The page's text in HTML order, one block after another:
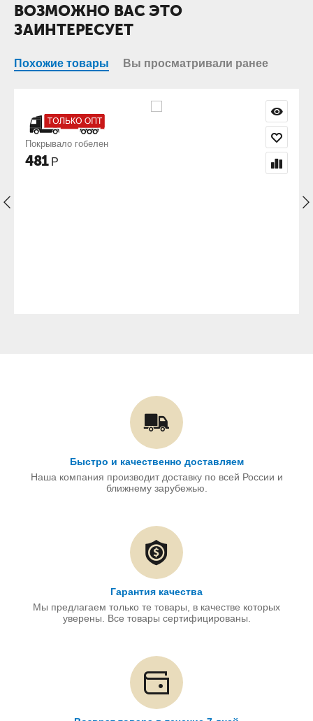
ВОЗМОЖНО ВАС ЭТО
ЗАИНТЕРЕСУЕТ
Похожие товары Вы просматривали ранее
Наволочка гобелен 50х50 Эллада
Быстро и качественно доставляем
Наша компания производит доставку по всей России и
ближнему зарубежью.
Гарантия качества
Мы предлагаем только те товары, в качестве которых
уверены. Все товары сертифицированы.